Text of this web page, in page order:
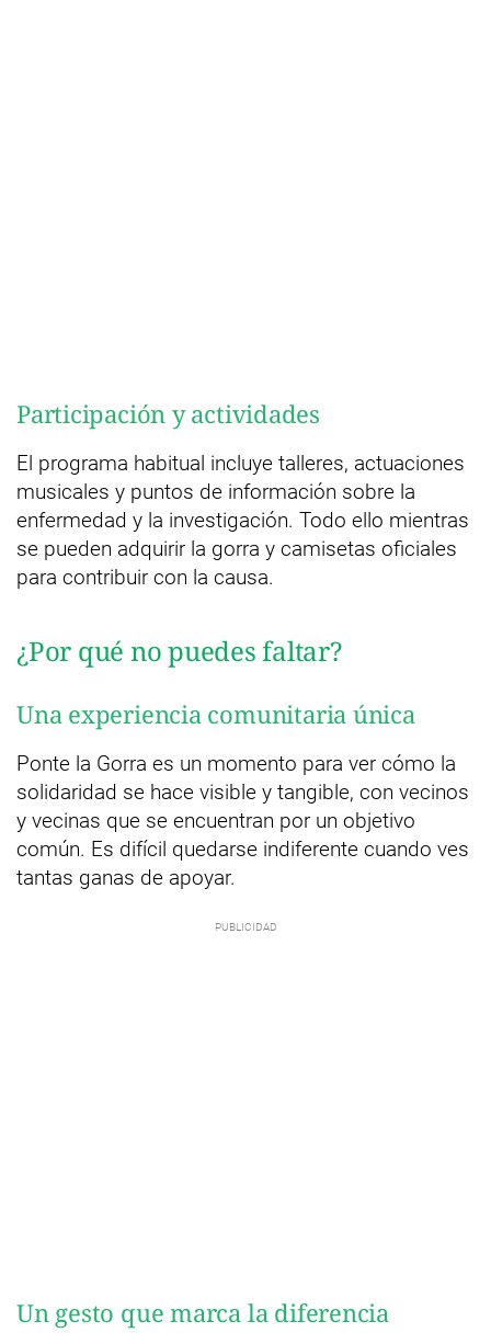
Participación y actividades
El programa habitual incluye talleres, actuaciones
musicales y puntos de información sobre la
enfermedad y la investigación. Todo ello mientras
se pueden adquirir la gorra y camisetas oficiales
para contribuir con la causa.
¿Por qué no puedes faltar?
Una experiencia comunitaria única
Ponte la Gorra es un momento para ver cómo la
solidaridad se hace visible y tangible, con vecinos
y vecinas que se encuentran por un objetivo
común. Es difícil quedarse indiferente cuando ves
tantas ganas de apoyar.
Un gesto que marca la diferencia